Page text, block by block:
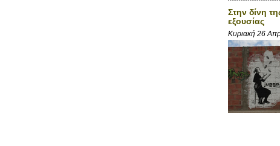
Στην δίνη
εξουσίας
Κυριακή 26